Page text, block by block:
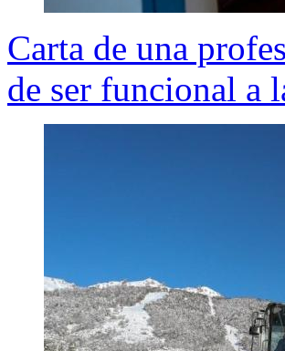
Carta de una
de ser funcional a